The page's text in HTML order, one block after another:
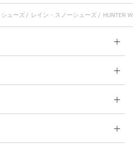
シューズ レイン・スノーシューズ HUNTER